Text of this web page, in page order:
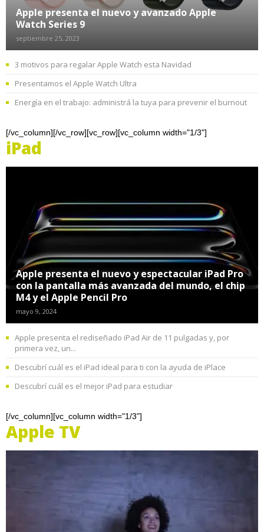
Apple presenta el nuevo y avanzado Apple
Watch Series 9
septiembre 25, 2023
3 motivos para regalar Apple Watch esta Navidad
Presentamos el Apple Watch Ultra
Energía en el trabajo: administrá la tuya para prevenir el burnout
[/vc_column][/vc_row][vc_row][vc_column width="1/3"]
iPad
Apple presenta el nuevo y espectacular iPad Pro
con la pantalla más avanzada del mundo, el chip
M4 y el Apple Pencil Pro
mayo 9, 2024
Apple presenta el rediseñado iPad Air de 11 pulgadas y, por
primera vez, un...
Descubrí cuál es el iPad ideal para ti con la ayuda de iPlace
Descubrí cuál es el mejor iPad para estudiar
[/vc_column][vc_column width="1/3"]
Apple TV